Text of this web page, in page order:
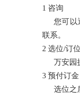
1 咨询
您可以通
联系。
2 选位/订位
万安园提
3 预付订金
选位之后